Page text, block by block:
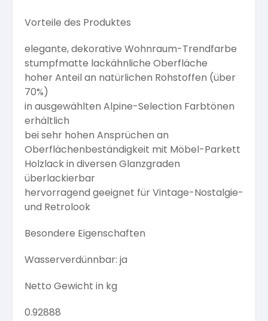
Vorteile des Produktes
elegante, dekorative Wohnraum-Trendfarbe
stumpfmatte lackähnliche Oberfläche
hoher Anteil an natürlichen Rohstoffen (über
70%)
in ausgewählten Alpine-Selection Farbtönen
erhältlich
bei sehr hohen Ansprüchen an
Oberflächenbeständigkeit mit Möbel-Parkett
Holzlack in diversen Glanzgraden
überlackierbar
hervorragend geeignet für Vintage-Nostalgie-
und Retrolook
Besondere Eigenschaften
Wasserverdünnbar: ja
Netto Gewicht in kg
0.92888